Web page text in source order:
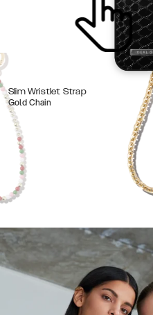
Slim Wristlet Strap
Gold Chain